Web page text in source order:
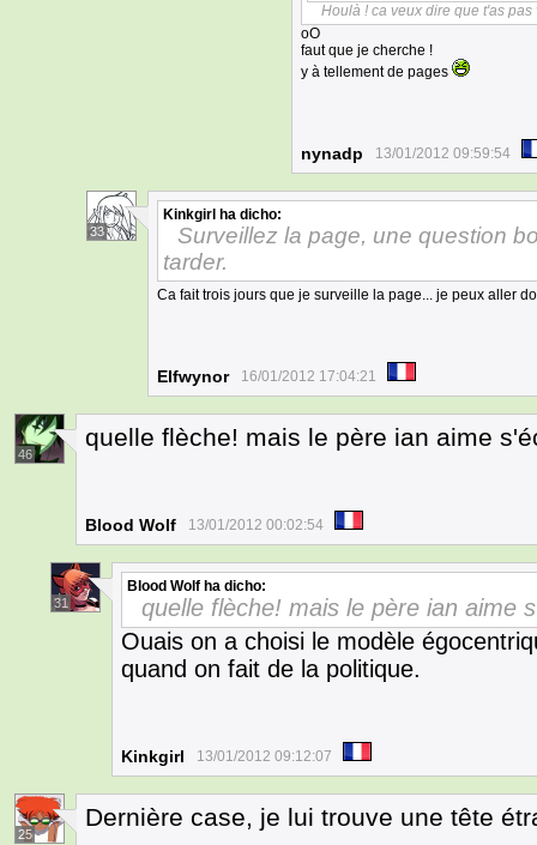
Houlà ! ca veux dire que t'as
oO
faut que je cherche !
y à tellement de pages
nynadp 13/01/2012 09:59:54
33
Kinkgirl ha dicho:
Surveillez la page, une question
tarder.
Ca fait trois jours que je surveille la page... je peux aller
Elfwynor 16/01/2012 17:04:21
46
quelle flèche! mais le père ian aime
Blood Wolf 13/01/2012 00:02:54
31
Blood Wolf ha dicho:
quelle flèche! mais le père ian aime
Ouais on a choisi le modèle
quand on fait de la politique.
Kinkgirl 13/01/2012 09:12:07
25
Dernière case, je lui trouve une tête